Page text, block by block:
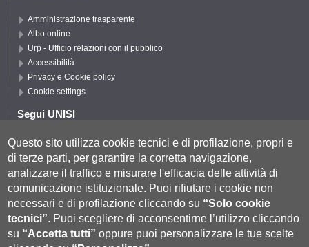
Amministrazione trasparente
Albo online
Urp - Ufficio relazioni con il pubblico
Accessibilità
Privacy e Cookie policy
Cookie settings
Segui UNISI
Segui DISPI
Questo sito utilizza cookie tecnici e di profilazione, propri e
di terze parti, per garantire la corretta navigazione,
analizzare il traffico e misurare l'efficacia delle attività di
comunicazione istituzionale. Puoi rifiutare i cookie non
necessari e di profilazione cliccando su “Solo cookie
tecnici”. Puoi scegliere di acconsentirne l’utilizzo cliccando
su “Accetta tutti” oppure puoi personalizzare le tue scelte